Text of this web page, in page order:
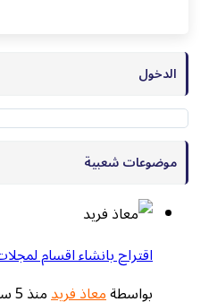
الدخول
موضوعات شعبية
اقتراح بانشاء اقسام
بواسطةمعاذ فريدمنذ 5 سنوات